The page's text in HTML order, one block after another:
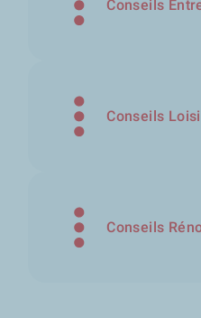
Conseils
Conseils
Conseils